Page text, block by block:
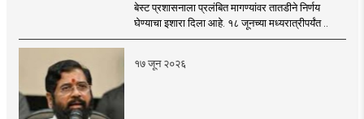
बेस्ट प्रशासनाला प्रलंबित मागण्यांवर तातडीने निर्णय
घेण्याचा इशारा दिला आहे. १८ जूनच्या मध्यरात्रीपर्यंत ..
१७ जून २०२६